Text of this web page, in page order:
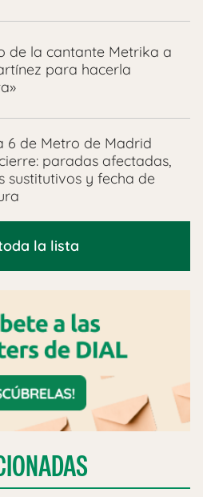
de la cantante Metrika a
para hacerla
6 de Metro de Madrid
paradas afectadas,
sustitutivos y fecha de
la lista